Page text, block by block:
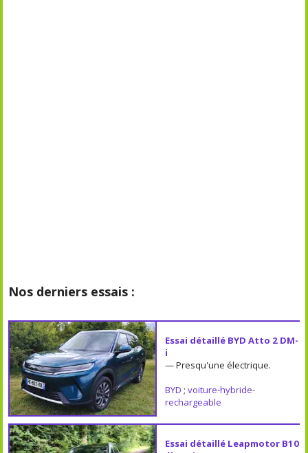
Nos derniers essais :
Essai détaillé BYD Atto 2 DM-
i
— Presqu'une électrique.
BYD ; voiture-hybride-
rechargeable
Essai détaillé Leapmotor B10